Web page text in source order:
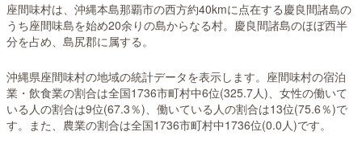
座間味村は、沖縄本島那覇市の西方約40kmに点在する慶良間諸島の
うち座間味島を始め20余りの島からなる村。慶良間諸島のほぼ西半
分を占め、島尻郡に属する。
沖縄県座間味村の地域の統計データを表示します。座間味村の宿泊
業・飲食業の割合は全国1736市町村中6位(325.7人)、女性の働いて
いる人の割合は9位(67.3％)、働いている人の割合は13位(75.6％)で
す。また、農業の割合は全国1736市町村中1736位(0.0人)です。